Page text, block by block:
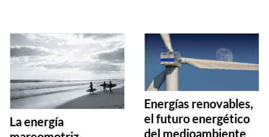
La energía
Energías renovables,
el futuro energético
del medioambiente